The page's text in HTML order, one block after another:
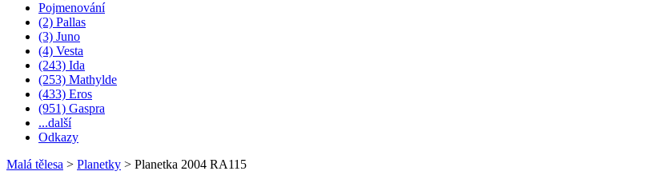
Pojmenování
(2) Pallas
(3) Juno
(4) Vesta
(243) Ida
(253) Mathylde
(433) Eros
(951) Gaspra
...další
Odkazy
Malá tělesa > Planetky > Planetka 2004 RA115